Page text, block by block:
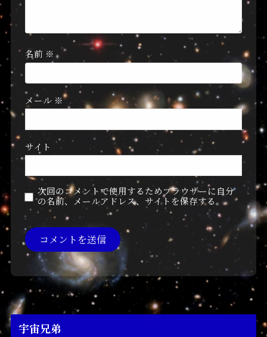
名前 ※
メール ※
サイト
次回のコメントで使用するためブラウザーに自分
の名前、メールアドレス、サイトを保存する。
宇宙兄弟